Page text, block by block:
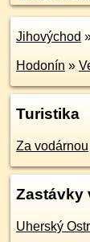
Jihovýchod
Hodonín »
Turistika
Za vodárnou
Zastávky
Uherský